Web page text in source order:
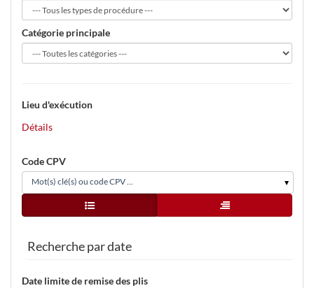
Catégorie principale
Lieu d'exécution
Détails
Code CPV
Mot(s) clé(s) ou code CPV ...
Vue simple
Vue arborescence
Recherche par date
Date limite de remise des plis